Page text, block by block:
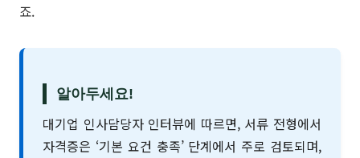
죠.
알아두세요!
대기업 인사담당자 인터뷰에 따르면, 서류 전형에서
자격증은 ‘기본 요건 충족’ 단계에서 주로 검토되며,